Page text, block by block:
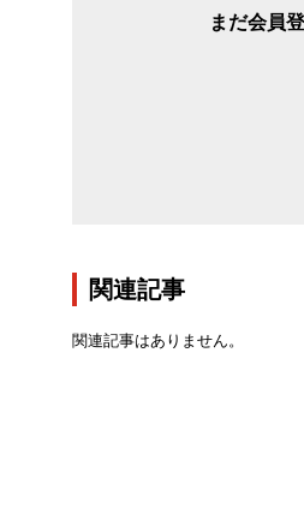
まだ会員
関連記事
関連記事はありません。